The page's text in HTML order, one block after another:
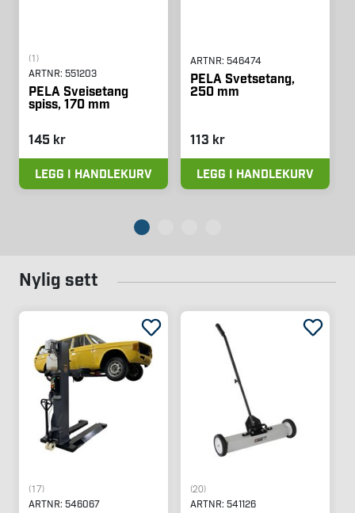
(1)
ARTNR: 551203
PELA Sveisetang
spiss, 170 mm
145 kr
LEGG I HANDLEKURV
ARTNR: 546474
PELA Svetsetang,
250 mm
113 kr
LEGG I HANDLEKURV
Nylig sett
(17)
ARTNR: 546067
(20)
ARTNR: 541126